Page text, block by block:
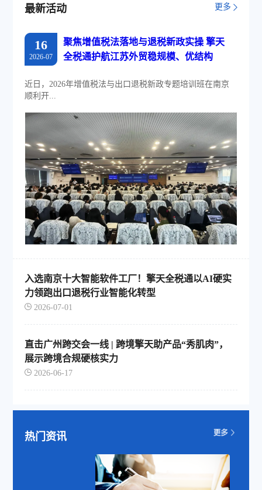
最新活动 更多
16
2026-07
聚焦增值税法落地与退税新政实操 擎天
全税通护航江苏外贸稳规模、优结构
近日，2026年增值税法与出口退税新政专题培训班在南京
顺利开...
入选南京十大智能软件工厂！擎天全税通以AI硬实
力领跑出口退税行业智能化转型
2026-07-01
直击广州跨交会一线 | 跨境擎天助产品“秀肌肉”，
展示跨境合规硬核实力
2026-06-17
热门资讯